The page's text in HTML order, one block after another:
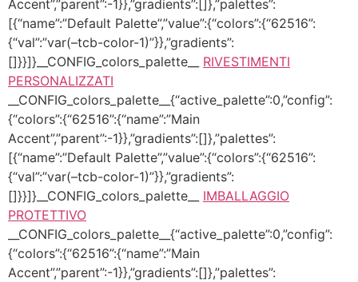
Accent”,”parent”:-1}},”gradients”:[]},”palettes”:
[{“name”:”Default Palette”,”value”:{“colors”:{“62516”:
{“val”:”var(–tcb-color-1)”}},”gradients”:
[]}}]}__CONFIG_colors_palette__ RIVESTIMENTI
PERSONALIZZATI
__CONFIG_colors_palette__{“active_palette”:0,”config”:
{“colors”:{“62516”:{“name”:”Main
Accent”,”parent”:-1}},”gradients”:[]},”palettes”:
[{“name”:”Default Palette”,”value”:{“colors”:{“62516”:
{“val”:”var(–tcb-color-1)”}},”gradients”:
[]}}]}__CONFIG_colors_palette__ IMBALLAGGIO
PROTETTIVO
__CONFIG_colors_palette__{“active_palette”:0,”config”:
{“colors”:{“62516”:{“name”:”Main
Accent”,”parent”:-1}},”gradients”:[]},”palettes”: